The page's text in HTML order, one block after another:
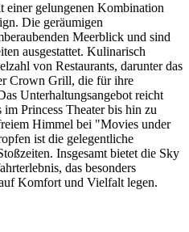
einer gelungenen Kombination
Die geräumigen
Meerblick und sind
ausgestattet. Kulinarisch
von Restaurants, darunter das
Crown Grill, die für ihre
Unterhaltungsangebot reicht
Princess Theater bis hin zu
Himmel bei "Movies under
ist die gelegentliche
Insgesamt bietet die Sky
das besonders
Komfort und Vielfalt legen.